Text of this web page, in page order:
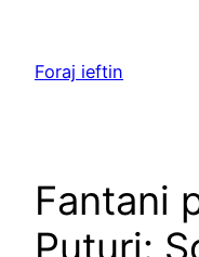
content
Foraj ieftin
Fantani
Puturi: